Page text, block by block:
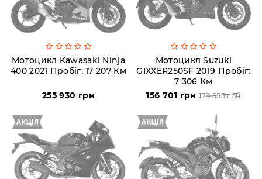
-
19:00
Нд
вихідний
Мотоцикл Kawasaki Ninja
400 2021 Пробіг: 17 207 Км
255 930 грн
Мотоцикл Suzuki
GIXXER250SF 2019 Пробіг:
7 306 Км
156 701 грн 179 555 грн